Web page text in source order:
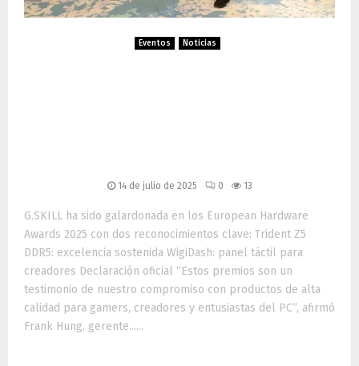
Eventos Noticias
14 de julio de 2025 0 13
G.SKILL ha sido galardonada en los European Hardware
Awards 2025 con dos reconocimientos clave: Trident Z5
DDR5: excelencia sostenida WigiDash: panel táctil para
creadores Declaración oficial “Estos premios son un
testimonio de nuestro compromiso con productos de alta
calidad para gamers, creadores y entusiastas del PC”, afirmó
Frank Hung, gerente......